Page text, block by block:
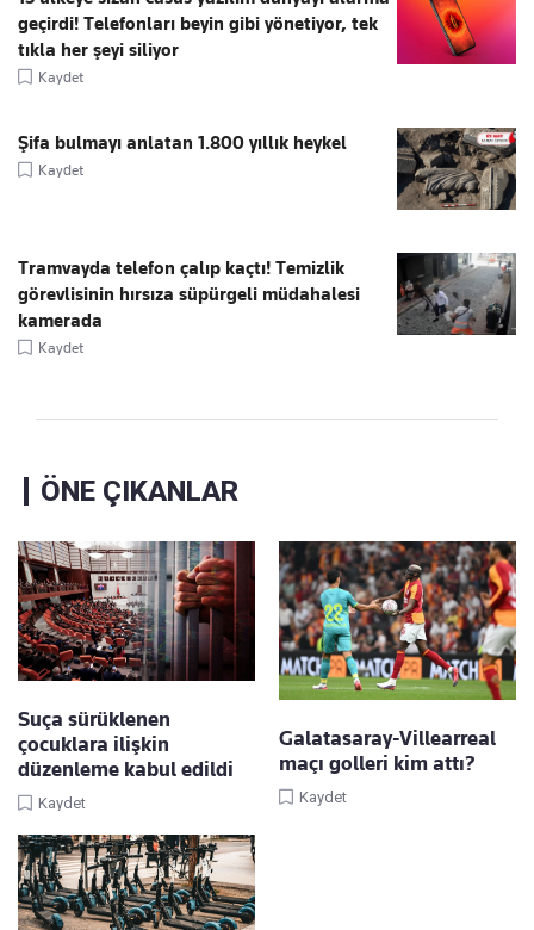
geçirdi! Telefonları beyin gibi yönetiyor, tek
tıkla her şeyi siliyor
Kaydet
Şifa bulmayı anlatan 1.800 yıllık heykel
Kaydet
Tramvayda telefon çalıp kaçtı! Temizlik
görevlisinin hırsıza süpürgeli müdahalesi
kamerada
Kaydet
ÖNE ÇIKANLAR
Suça sürüklenen
çocuklara ilişkin
düzenleme kabul edildi
Kaydet
Galatasaray-Villearreal
maçı golleri kim attı?
Kaydet